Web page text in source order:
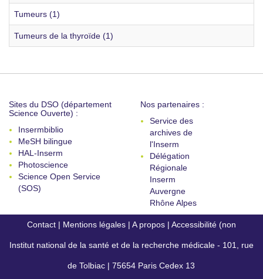
Tumeurs (1)
Tumeurs de la thyroïde (1)
Sites du DSO (département
Science Ouverte) :
Insermbiblio
MeSH bilingue
HAL-Inserm
Photoscience
Science Open Service
(SOS)
Nos partenaires :
Service des
archives de
l'Inserm
Délégation
Régionale
Inserm
Auvergne
Rhône Alpes
Contact | Mentions légales | A propos | Accessibilité (non
conforme)
Institut national de la santé et de la recherche médicale - 101, rue
de Tolbiac | 75654 Paris Cedex 13